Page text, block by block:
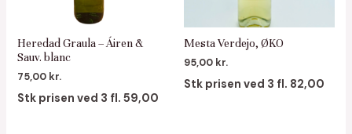
Heredad Graula – Áiren &
Sauv. blanc
75,00 kr.
Stk prisen ved 3 fl. 59,00
Mesta Verdejo, ØKO
95,00 kr.
Stk prisen ved 3 fl. 82,00